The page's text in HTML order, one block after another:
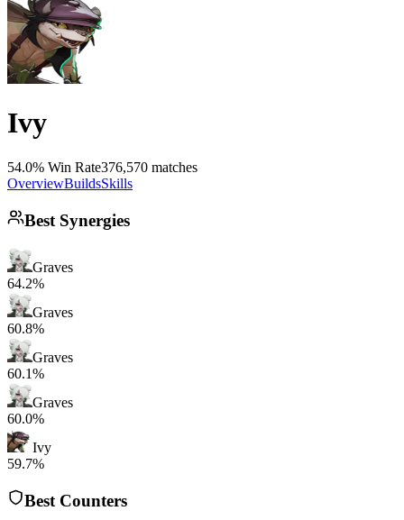
Ivy
54.0% Win Rate376,570 matches
OverviewBuildsSkills
Best Synergies
Graves
64.2%
Graves
60.8%
Graves
60.1%
Graves
60.0%
Ivy
59.7%
Best Counters